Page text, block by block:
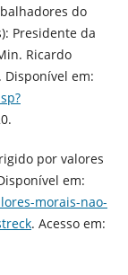
do
Presidente da
Ricardo
Disponível em:
por valores
em:
morais-nao-
. Acesso em: